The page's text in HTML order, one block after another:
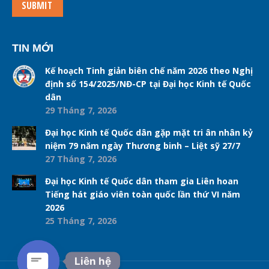
SUBMIT
TIN MỚI
Kế hoạch Tinh giản biên chế năm 2026 theo Nghị
định số 154/2025/NĐ-CP tại Đại học Kinh tế Quốc
dân
29 Tháng 7, 2026
Đại học Kinh tế Quốc dân gặp mặt tri ân nhân kỷ
niệm 79 năm ngày Thương binh – Liệt sỹ 27/7
27 Tháng 7, 2026
Đại học Kinh tế Quốc dân tham gia Liên hoan
Tiếng hát giáo viên toàn quốc lần thứ VI năm
2026
25 Tháng 7, 2026
Liên hệ